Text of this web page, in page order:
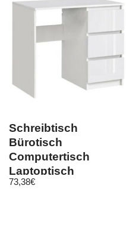
Schreibtisch
Bürotisch
Computertisch
Laptoptisch
Büromöbel
73,38€